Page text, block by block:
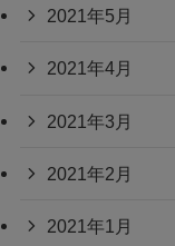
2021年5月
2021年4月
2021年3月
2021年2月
2021年1月